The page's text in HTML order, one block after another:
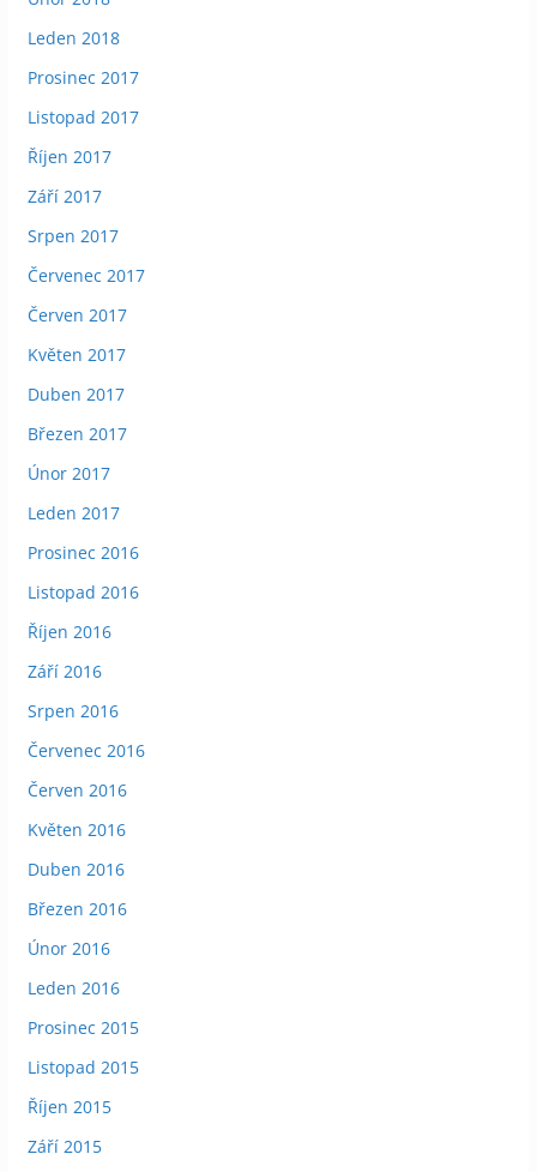
Leden 2018
Prosinec 2017
Listopad 2017
Říjen 2017
Září 2017
Srpen 2017
Červenec 2017
Červen 2017
Květen 2017
Duben 2017
Březen 2017
Únor 2017
Leden 2017
Prosinec 2016
Listopad 2016
Říjen 2016
Září 2016
Srpen 2016
Červenec 2016
Červen 2016
Květen 2016
Duben 2016
Březen 2016
Únor 2016
Leden 2016
Prosinec 2015
Listopad 2015
Říjen 2015
Září 2015